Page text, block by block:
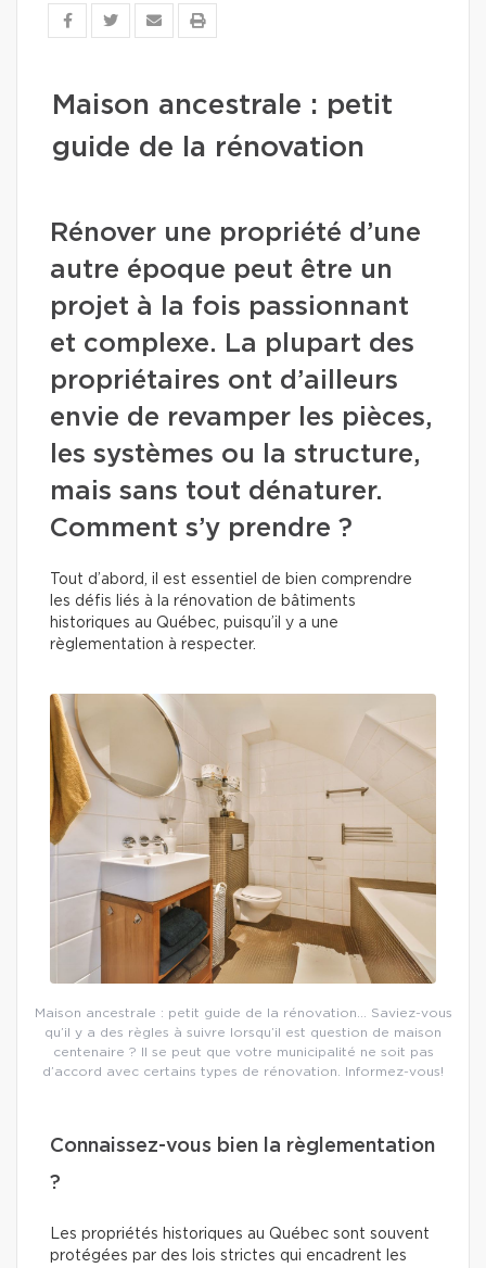
Maison ancestrale : petit
guide de la rénovation
Rénover une propriété d’une
autre époque peut être un
projet à la fois passionnant
et complexe. La plupart des
propriétaires ont d’ailleurs
envie de revamper les pièces,
les systèmes ou la structure,
mais sans tout dénaturer.
Comment s’y prendre ?
Tout d’abord, il est essentiel de bien comprendre
les défis liés à la rénovation de bâtiments
historiques au Québec, puisqu’il y a une
règlementation à respecter.
Maison ancestrale : petit guide de la rénovation… Saviez-vous
qu’il y a des règles à suivre lorsqu’il est question de maison
centenaire ? Il se peut que votre municipalité ne soit pas
d’accord avec certains types de rénovation. Informez-vous!
Connaissez-vous bien la règlementation
?
Les propriétés historiques au Québec sont souvent
protégées par des lois strictes qui encadrent les